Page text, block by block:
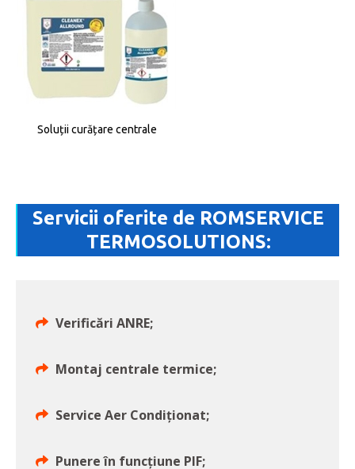
Soluții curățare centrale
Servicii oferite de ROMSERVICE
TERMOSOLUTIONS:
Verificări ANRE;
Montaj centrale termice;
Service Aer Condiționat;
Punere în funcțiune PIF;